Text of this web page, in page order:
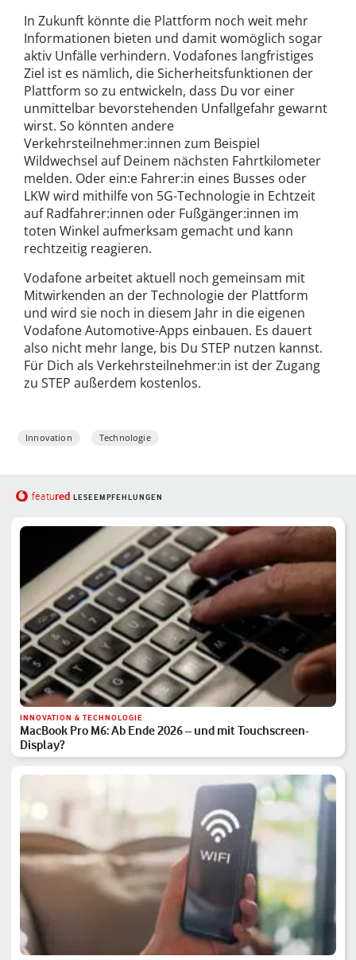
In Zukunft könnte die Plattform noch weit mehr
Informationen bieten und damit womöglich sogar
aktiv Unfälle verhindern. Vodafones langfristiges
Ziel ist es nämlich, die Sicherheitsfunktionen der
Plattform so zu entwickeln, dass Du vor einer
unmittelbar bevorstehenden Unfallgefahr gewarnt
wirst. So könnten andere
Verkehrsteilnehmer:innen zum Beispiel
Wildwechsel auf Deinem nächsten Fahrtkilometer
melden. Oder ein:e Fahrer:in eines Busses oder
LKW wird mithilfe von 5G-Technologie in Echtzeit
auf Radfahrer:innen oder Fußgänger:innen im
toten Winkel aufmerksam gemacht und kann
rechtzeitig reagieren.
Vodafone arbeitet aktuell noch gemeinsam mit
Mitwirkenden an der Technologie der Plattform
und wird sie noch in diesem Jahr in die eigenen
Vodafone Automotive-Apps einbauen. Es dauert
also nicht mehr lange, bis Du STEP nutzen kannst.
Für Dich als Verkehrsteilnehmer:in ist der Zugang
zu STEP außerdem kostenlos.
Innovation Technologie
featured LESEEMPFEHLUNGEN
INNOVATION & TECHNOLOGIE
MacBook Pro M6: Ab Ende 2026 – und mit Touchscreen-
Display?